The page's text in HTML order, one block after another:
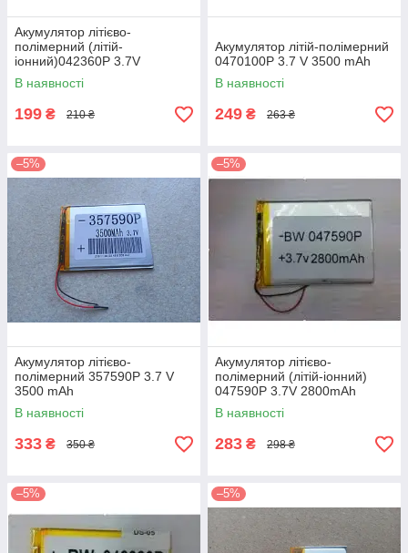
Акумулятор літієво-
полімерний (літій-
іонний)042360P 3.7V
1000mAh
В наявності
199 ₴ 210 ₴
Акумулятор літій-полімерний
0470100P 3.7 V 3500 mAh
В наявності
249 ₴ 263 ₴
–5%
Акумулятор літієво-
полімерний 357590P 3.7 V
3500 mAh
В наявності
333 ₴ 350 ₴
–5%
Акумулятор літієво-
полімерний (літій-іонний)
047590P 3.7V 2800mAh
В наявності
283 ₴ 298 ₴
–5% –5%